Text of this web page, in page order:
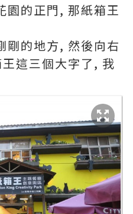
園的正門, 那紙箱王
剛的地方, 然後向右
這三個大字了, 我